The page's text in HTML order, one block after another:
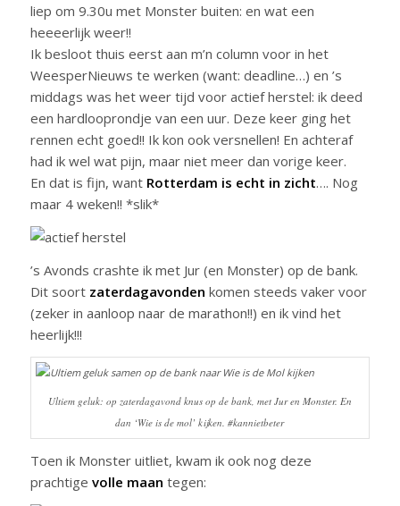
liep om 9.30u met Monster buiten: en wat een
heeeerlijk weer!!
Ik besloot thuis eerst aan m’n column voor in het
WeesperNieuws te werken (want: deadline…) en ’s
middags was het weer tijd voor actief herstel: ik deed
een hardlooprondje van een uur. Deze keer ging het
rennen echt goed!! Ik kon ook versnellen! En achteraf
had ik wel wat pijn, maar niet meer dan vorige keer.
En dat is fijn, want Rotterdam is echt in zicht…. Nog
maar 4 weken!! *slik*
’s Avonds crashte ik met Jur (en Monster) op de bank.
Dit soort zaterdagavonden komen steeds vaker voor
(zeker in aanloop naar de marathon!!) en ik vind het
heerlijk!!!
Ultiem geluk: op zaterdagavond knus op de bank, met Jur en Monster. En
dan ‘Wie is de mol’ kijken. #kannietbeter
Toen ik Monster uitliet, kwam ik ook nog deze
prachtige volle maan tegen: